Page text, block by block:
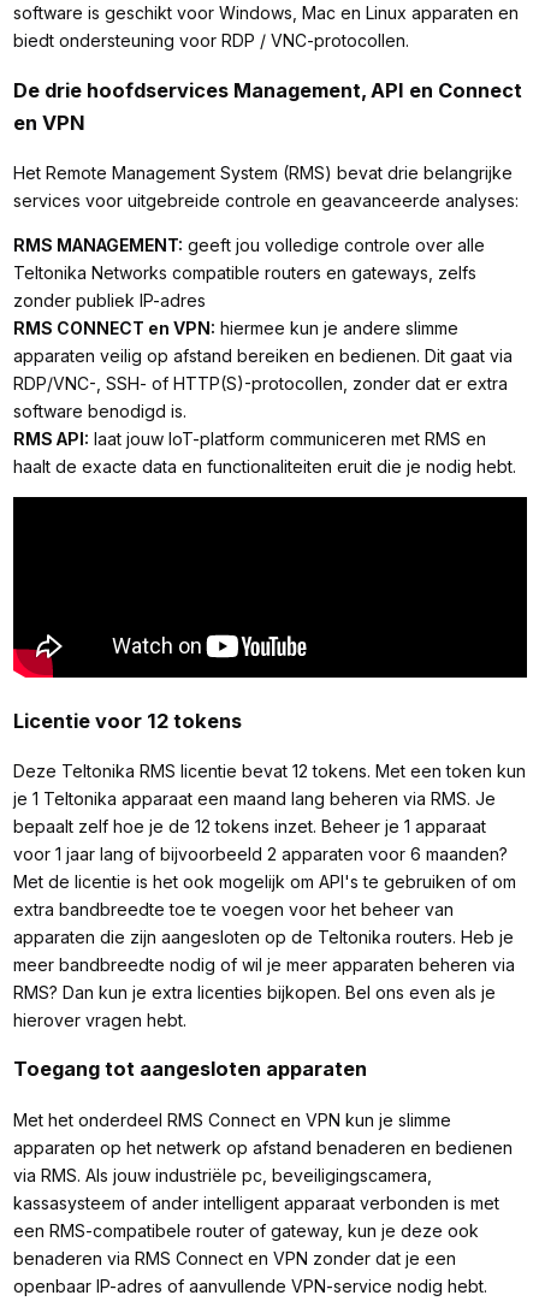
software is geschikt voor Windows, Mac en Linux apparaten en
biedt ondersteuning voor RDP / VNC-protocollen.
De drie hoofdservices Management, API en Connect
en VPN
Het Remote Management System (RMS) bevat drie belangrijke
services voor uitgebreide controle en geavanceerde analyses:
RMS MANAGEMENT: geeft jou volledige controle over alle
Teltonika Networks compatible routers en gateways, zelfs
zonder publiek IP-adres
RMS CONNECT en VPN: hiermee kun je andere slimme
apparaten veilig op afstand bereiken en bedienen. Dit gaat via
RDP/VNC-, SSH- of HTTP(S)-protocollen, zonder dat er extra
software benodigd is.
RMS API: laat jouw IoT-platform communiceren met RMS en
haalt de exacte data en functionaliteiten eruit die je nodig hebt.
Licentie voor 12 tokens
Deze Teltonika RMS licentie bevat 12 tokens. Met een token kun
je 1 Teltonika apparaat een maand lang beheren via RMS. Je
bepaalt zelf hoe je de 12 tokens inzet. Beheer je 1 apparaat
voor 1 jaar lang of bijvoorbeeld 2 apparaten voor 6 maanden?
Met de licentie is het ook mogelijk om API's te gebruiken of om
extra bandbreedte toe te voegen voor het beheer van
apparaten die zijn aangesloten op de Teltonika routers. Heb je
meer bandbreedte nodig of wil je meer apparaten beheren via
RMS? Dan kun je extra licenties bijkopen. Bel ons even als je
hierover vragen hebt.
Toegang tot aangesloten apparaten
Met het onderdeel RMS Connect en VPN kun je slimme
apparaten op het netwerk op afstand benaderen en bedienen
via RMS. Als jouw industriële pc, beveiligingscamera,
kassasysteem of ander intelligent apparaat verbonden is met
een RMS-compatibele router of gateway, kun je deze ook
benaderen via RMS Connect en VPN zonder dat je een
openbaar IP-adres of aanvullende VPN-service nodig hebt.